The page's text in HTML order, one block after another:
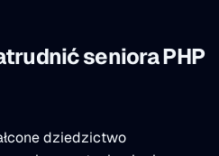
seniora PHP
dziedzictwo